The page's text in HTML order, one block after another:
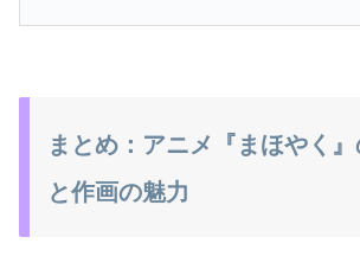
まとめ：アニメ『まほやく
と作画の魅力